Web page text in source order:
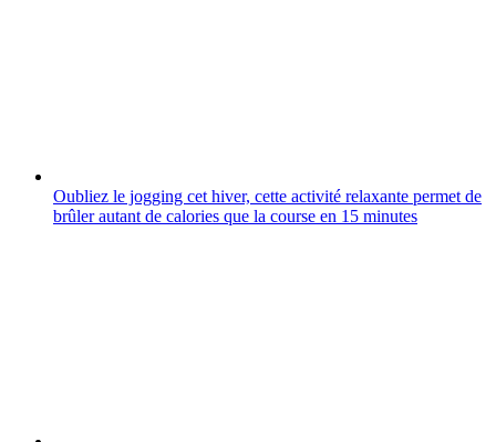
Oubliez le jogging cet hiver, cette activité relaxante permet de
brûler autant de calories que la course en 15 minutes